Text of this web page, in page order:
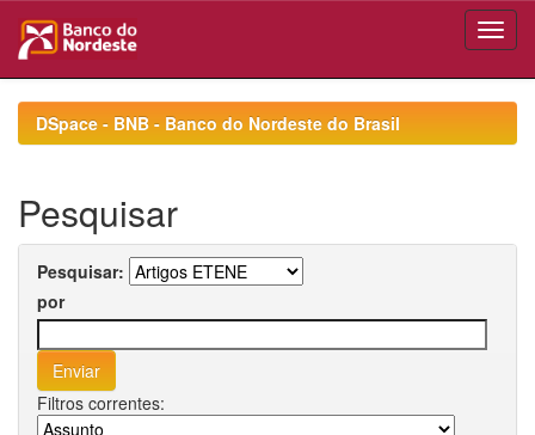
navigationDSpace - BNB - Banco do Nordeste do Brasil
Pesquisar
Pesquisar:
por
Filtros correntes: